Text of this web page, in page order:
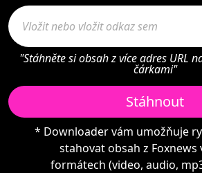
"Stáhněte si obsah z více adres URL
čárkami"
Stáhnout
* Downloader vám umožňuje
stahovat obsah z Foxnews
formátech (video, audio,